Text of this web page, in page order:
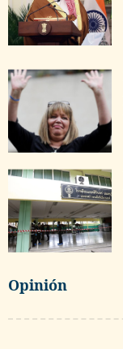
Opinión